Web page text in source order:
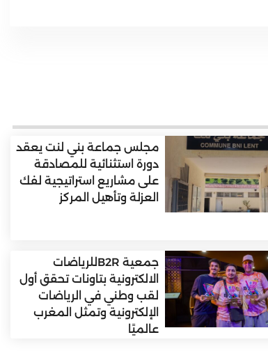
مجلس جماعة بني لنت يعقد
دورة استثنائية للمصادقة
على مشاريع استراتيجية لفك
العزلة وتأهيل المركز
جمعية B2Rللرياضات
الالكترونية بتاونات تحقق أول
لقب وطني في الرياضات
الإلكترونية وتمثل المغرب
عالميًا
عيد العرش المجيد: عامل إقليم تاونات يشرف على